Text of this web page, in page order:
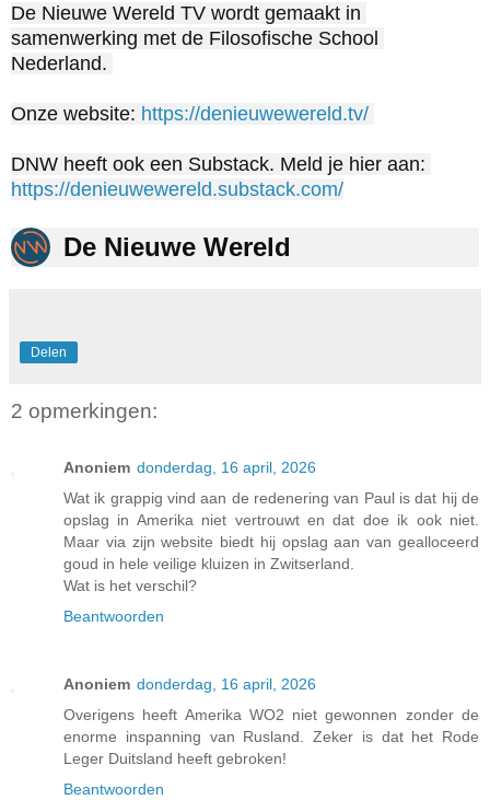
De Nieuwe Wereld TV wordt gemaakt in
samenwerking met de Filosofische School
Nederland.
Onze website: https://denieuwewereld.tv/
https://denieuwewereld.substack.com/
De Nieuwe Wereld
Delen
2 opmerkingen:
Anoniem donderdag, 16 april, 2026
Wat ik grappig vind aan de redenering van Paul is dat hij de
opslag in Amerika niet vertrouwt en dat doe ik ook niet.
Maar via zijn website biedt hij opslag aan van gealloceerd
goud in hele veilige kluizen in Zwitserland.
Wat is het verschil?
Beantwoorden
Anoniem donderdag, 16 april, 2026
Overigens heeft Amerika WO2 niet gewonnen zonder de
enorme inspanning van Rusland. Zeker is dat het Rode
Leger Duitsland heeft gebroken!
Beantwoorden